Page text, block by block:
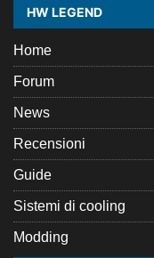
HW LEGEND
Home
Forum
News
Recensioni
Guide
Sistemi di cooling
Modding